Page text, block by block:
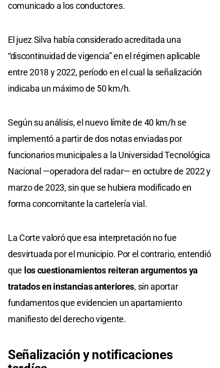
comunicado a los conductores.
El juez Silva había considerado acreditada una
“discontinuidad de vigencia” en el régimen aplicable
entre 2018 y 2022, período en el cual la señalización
indicaba un máximo de 50 km/h.
Según su análisis, el nuevo límite de 40 km/h se
implementó a partir de dos notas enviadas por
funcionarios municipales a la Universidad Tecnológica
Nacional —operadora del radar— en octubre de 2022 y
marzo de 2023, sin que se hubiera modificado en
forma concomitante la cartelería vial.
La Corte valoró que esa interpretación no fue
desvirtuada por el municipio. Por el contrario, entendió
que los cuestionamientos reiteran argumentos ya
tratados en instancias anteriores, sin aportar
fundamentos que evidencien un apartamiento
manifiesto del derecho vigente.
Señalización y notificaciones